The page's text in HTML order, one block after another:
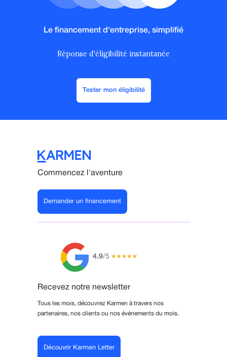
Le financement d'entreprise, simplifié
Réponse d'éligibilité instantanée
Tester mon éligibilité
Commencez l'aventure
Demander un financement
4.9/5
Recevez notre newsletter
Tous les mois, découvrez Karmen à travers nos
partenaires, nos clients ou nos événements du mois.
Découvrir Karmen Letter